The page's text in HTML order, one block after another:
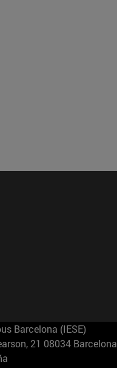
Barcelona (IESE)
21 08034 Barcelona